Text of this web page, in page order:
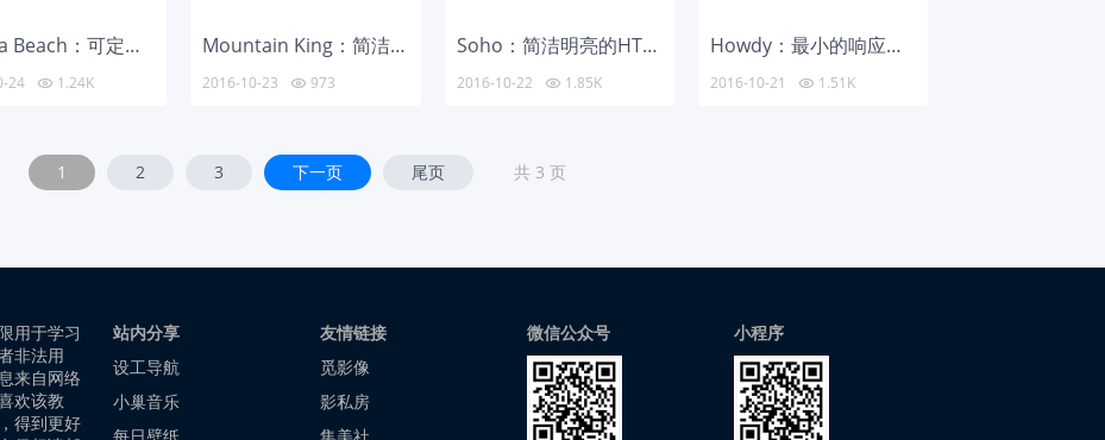
Life’s a Beach：可定制的旅游自助主题HTML模板
24  1.24K
Mountain King：简洁的摄影师博客Bootstrap模板
2016-10-23  973
Soho：简洁明亮的HTML网页模板
2016-10-22  1.85K
Howdy：最小的响应式HTML Web模板
2016-10-21  1.51K
1 2 3 下一页 尾页 共 3 页
用于学习
非法用
来自网络
欢该教
得到更好
站内分享
设工导航
小巢音乐
友情链接
觅影像
影私房
微信公众号 小程序